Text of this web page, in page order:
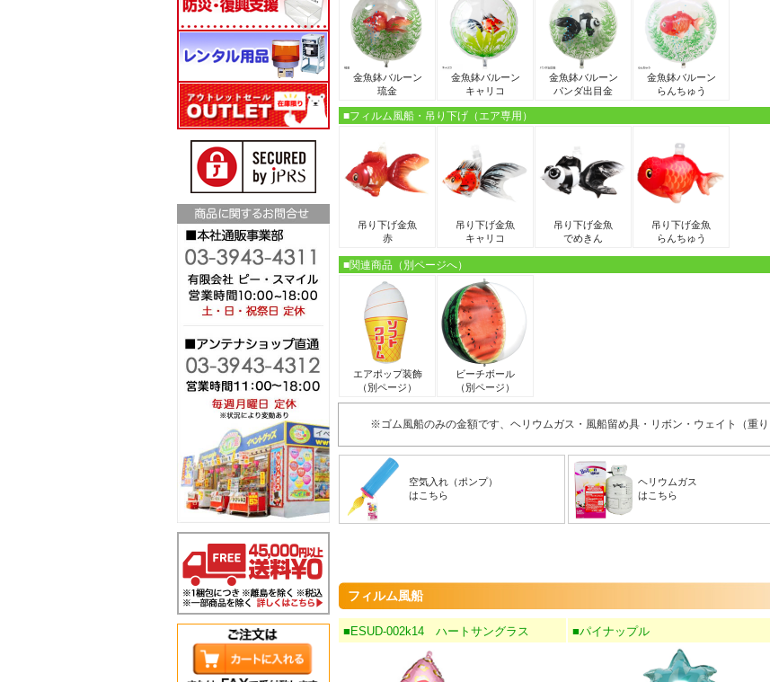
金魚鉢バルーン
琉金
金魚鉢バルーン
キャリコ
金魚鉢バルーン
パンダ出目金
金魚鉢バルーン
らんちゅう
■フィルム風船・吊り下げ（エア専用）
吊り下げ金魚
赤
吊り下げ金魚
キャリコ
吊り下げ金魚
でめきん
吊り下げ金魚
らんちゅう
■関連商品（別ページへ）
エアポップ装飾
（別ページ）
ビーチボール
（別ページ）
※ゴム風船のみの金額です、ヘリウムガス・風船留め具・リボン・ウェイト（重
空気入れ（ポンプ）
はこちら
ヘリウムガス
はこちら
フィルム風船
■ESUD-002k14 ハートサングラス ■パイナップル